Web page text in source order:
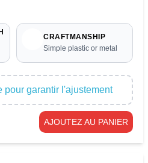
CRAFTMANSHIP
Simple plastic or metal
pour garantir l'ajustement
AJOUTEZ AU PANIER